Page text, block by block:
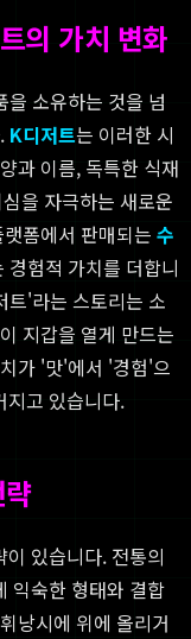
의 가치 변화
소유하는 것을 넘
K디저트는 이러한 시
과 이름, 독특한 식재
을 자극하는 새로운
폼에서 판매되는 수
험적 가치를 더합니
트'라는 스토리는 소
지갑을 열게 만드는
가 '맛'에서 '경험'으
지고 있습니다.
있습니다. 전통의
익숙한 형태와 결합
낭시에 위에 올리거